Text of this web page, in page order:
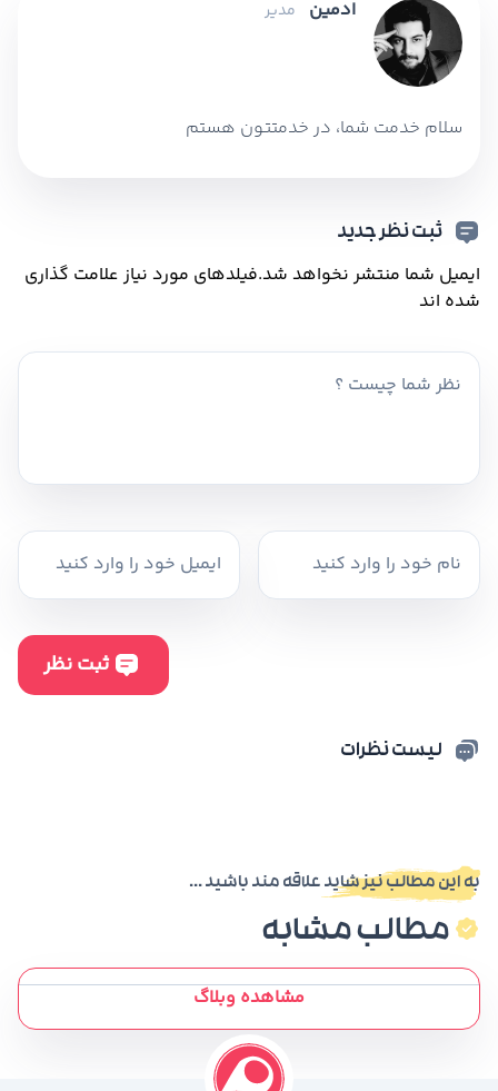
ادمین مدیر
سلام خدمت شما، در خدمتتون هستم
ثبت نظر جدید
ایمیل شما منتشر نخواهد شد.فیلدهای مورد نیاز علامت گذاری
شده اند
لیست نظرات
به این مطالب نیز شاید علاقه مند باشید ...
مطالب مشابه
مشاهده وبلاگ